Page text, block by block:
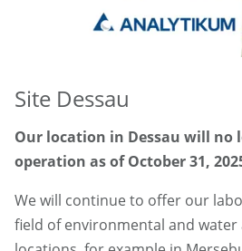
Site Dessau
Our location in Dessau will no
operation as of October 31,
We will continue to offer our
field of environmental and